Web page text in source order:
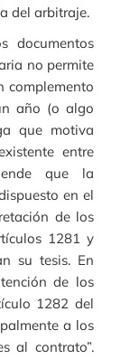
del arbitraje.
documentos
no permite
complemento
año (o algo
que motiva
entre
que la
en el
de los
1281 y
su tesis. En
de los
1282 del
a los
al contrato”.